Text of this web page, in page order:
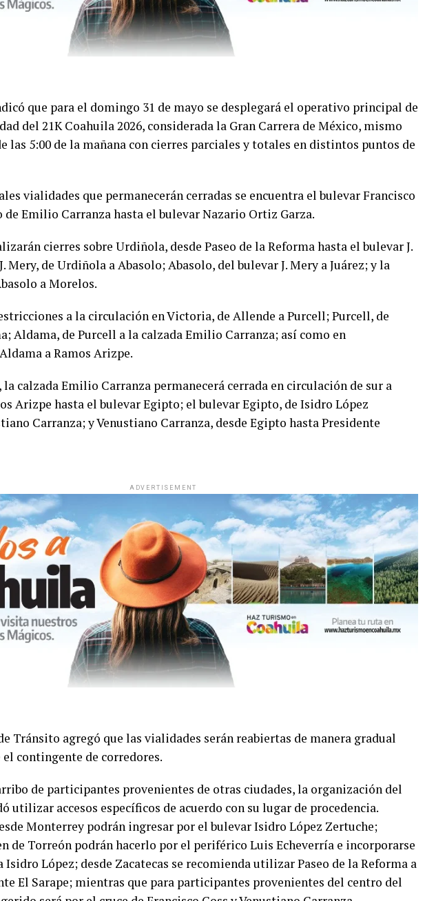
que para el domingo 31 de mayo se desplegará el operativo principal de
del 21K Coahuila 2026, considerada la Gran Carrera de México, mismo
las 5:00 de la mañana con cierres parciales y totales en distintos puntos de
vialidades que permanecerán cerradas se encuentra el bulevar Francisco
de Emilio Carranza hasta el bulevar Nazario Ortiz Garza.
cierres sobre Urdiñola, desde Paseo de la Reforma hasta el bulevar J.
Mery, de Urdiñola a Abasolo; Abasolo, del bulevar J. Mery a Juárez; y la
a Morelos.
a la circulación en Victoria, de Allende a Purcell; Purcell, de
Aldama, de Purcell a la calzada Emilio Carranza; así como en
a Ramos Arizpe.
calzada Emilio Carranza permanecerá cerrada en circulación de sur a
Arizpe hasta el bulevar Egipto; el bulevar Egipto, de Isidro López
Carranza; y Venustiano Carranza, desde Egipto hasta Presidente
ADVERTISEMENT
Tránsito agregó que las vialidades serán reabiertas de manera gradual
el contingente de corredores.
de participantes provenientes de otras ciudades, la organización del
utilizar accesos específicos de acuerdo con su lugar de procedencia.
Monterrey podrán ingresar por el bulevar Isidro López Zertuche;
de Torreón podrán hacerlo por el periférico Luis Echeverría e incorporarse
López; desde Zacatecas se recomienda utilizar Paseo de la Reforma a
El Sarape; mientras que para participantes provenientes del centro del